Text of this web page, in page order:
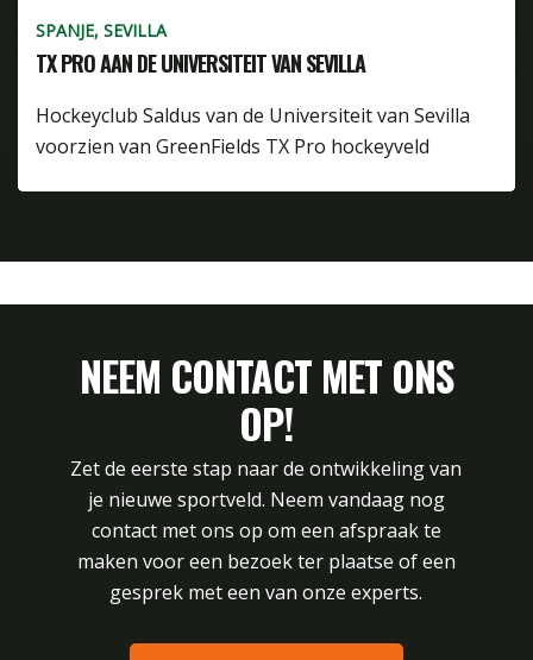
SPANJE, SEVILLA
TX PRO AAN DE UNIVERSITEIT VAN SEVILLA
Hockeyclub Saldus van de Universiteit van Sevilla
voorzien van GreenFields TX Pro hockeyveld
NEEM CONTACT MET ONS
OP!
Zet de eerste stap naar de ontwikkeling van
je nieuwe sportveld. Neem vandaag nog
contact met ons op om een afspraak te
maken voor een bezoek ter plaatse of een
gesprek met een van onze experts.